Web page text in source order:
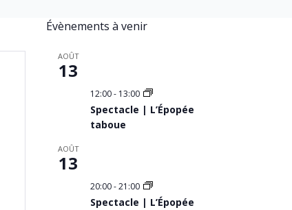
Évènements à venir
AOÛT
13
12:00- 13:00
Spectacle | L’Épopée
taboue
AOÛT
13
20:00-21:00
Spectacle | L’Épopée